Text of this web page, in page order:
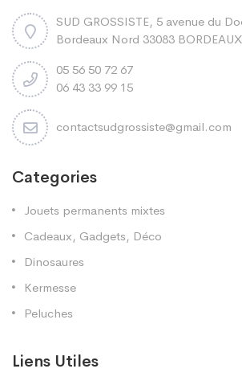
SUD GROSSISTE, 5 avenue du
Bordeaux Nord 33083 BORDEAUX
05 56 50 72 67
06 43 33 99 15
contactsudgrossiste@gmail.com
Categories
Jouets permanents mixtes
Cadeaux, Gadgets, Déco
Dinosaures
Kermesse
Peluches
Liens Utiles